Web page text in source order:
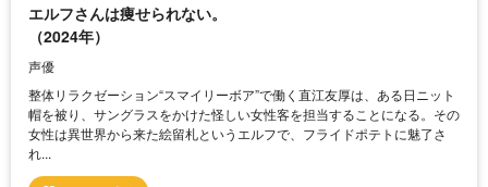
エルフさんは痩せられない。
（2024年）
声優
整体リラクゼーション“スマイリーボア”で働く直江友厚は、ある日ニット
帽を被り、サングラスをかけた怪しい女性客を担当することになる。その
女性は異世界から来た絵留札というエルフで、フライドポテトに魅了さ
れ...